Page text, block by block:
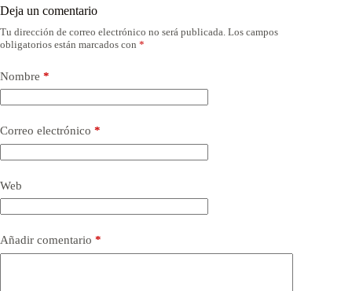
Deja un comentario
Tu dirección de correo electrónico no será publicada. Los campos
obligatorios están marcados con *
Nombre *
Correo electrónico *
Web
Añadir comentario *